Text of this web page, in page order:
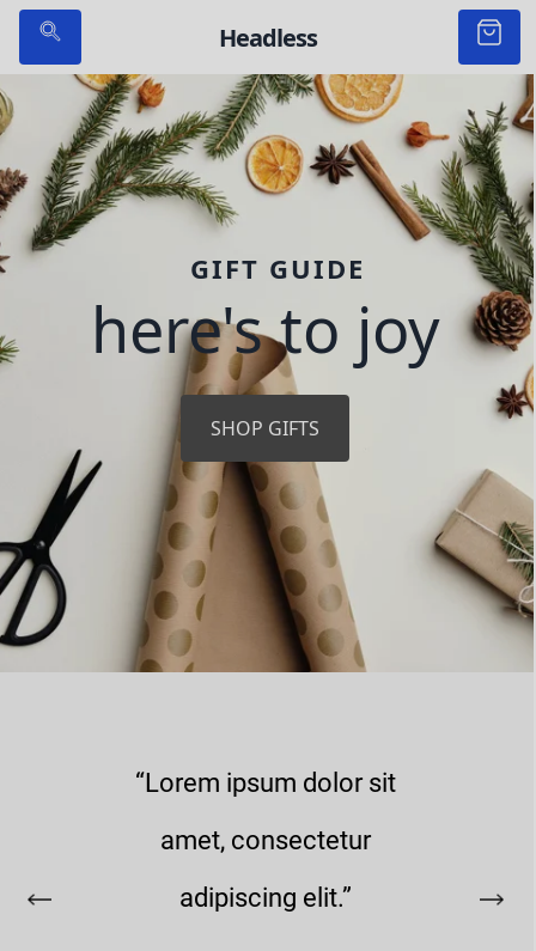
Headless
GIFT GUIDE
here's to joy
SHOP GIFTS
“Lorem ipsum dolor sit
amet, consectetur
adipiscing elit.”